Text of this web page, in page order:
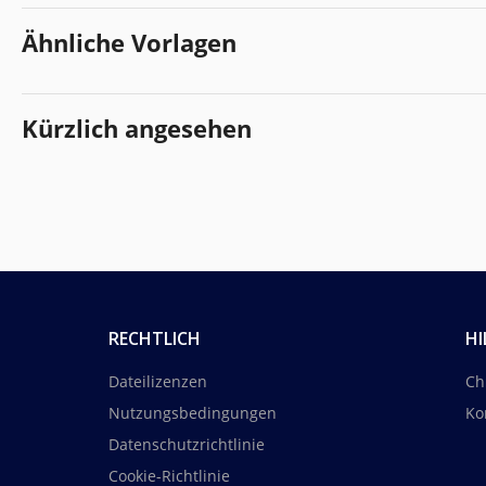
Ähnliche Vorlagen
Kürzlich angesehen
RECHTLICH
Dateilizenzen
Nutzungsbedingungen
Datenschutzrichtlinie
Cookie-Richtlinie